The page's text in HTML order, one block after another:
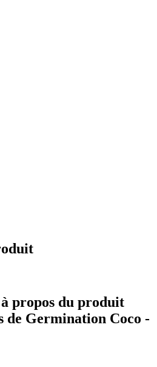
propos du produit
de Germination Coco -